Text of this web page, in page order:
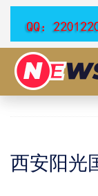
西安阳光